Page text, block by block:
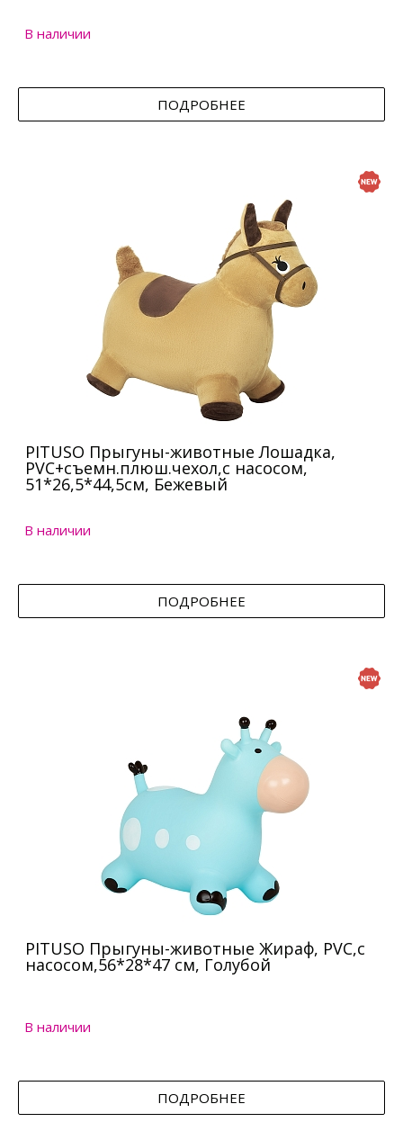
В наличии
ПОДРОБНЕЕ
PITUSO Прыгуны-животные Лошадка,
PVC+съемн.плюш.чехол,с насосом,
51*26,5*44,5см, Бежевый
В наличии
ПОДРОБНЕЕ
PITUSO Прыгуны-животные Жираф, PVC,с
насосом,56*28*47 см, Голубой
В наличии
ПОДРОБНЕЕ